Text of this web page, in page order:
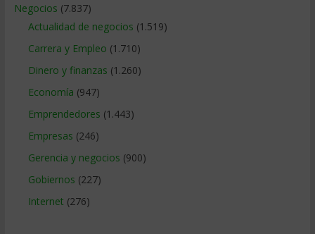
Negocios (7.837)
Actualidad de negocios (1.519)
Carrera y Empleo (1.710)
Dinero y finanzas (1.260)
Economía (947)
Emprendedores (1.443)
Empresas (246)
Gerencia y negocios (900)
Gobiernos (227)
Internet (276)